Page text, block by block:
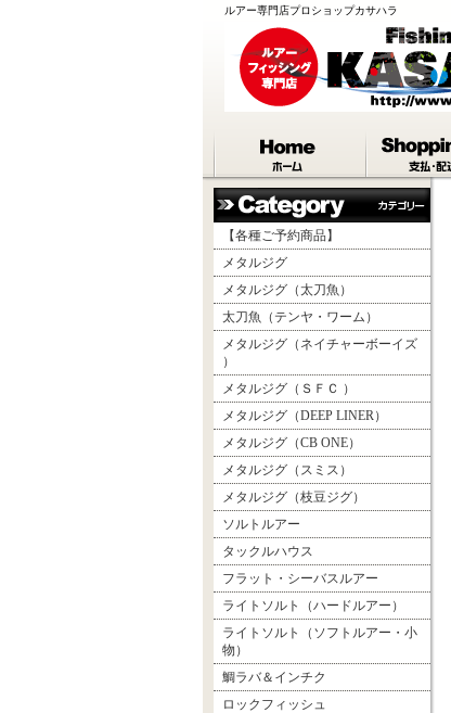
ルアー専門店プロショップカサハラ
【各種ご予約商品】
メタルジグ
メタルジグ（太刀魚）
太刀魚（テンヤ・ワーム）
メタルジグ（ネイチャーボーイズ
）
メタルジグ（ＳＦＣ ）
メタルジグ（DEEP LINER）
メタルジグ（CB ONE）
メタルジグ（スミス）
メタルジグ（枝豆ジグ）
ソルトルアー
タックルハウス
フラット・シーバスルアー
ライトソルト（ハードルアー）
ライトソルト（ソフトルアー・小
物）
鯛ラバ＆インチク
ロックフィッシュ